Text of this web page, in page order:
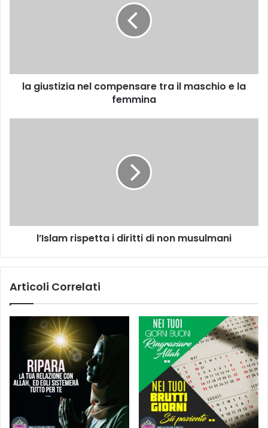
la giustizia nel compensare tra il maschio e la
femmina
l’Islam rispetta i diritti di non musulmani
Articoli Correlati